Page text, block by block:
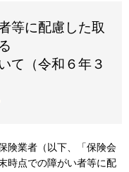
等に配慮した取
て（令和６年３
険業者（以下、「保険会
時点での障がい者等に配